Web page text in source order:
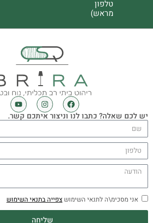
טלפון
מראש)
יש לכם שאלה? כתבו לנו וניצור איתכם קשר.
אני מסכימ\ה לתנאי השימוש צפייה בתנאי השימוש
שליחה